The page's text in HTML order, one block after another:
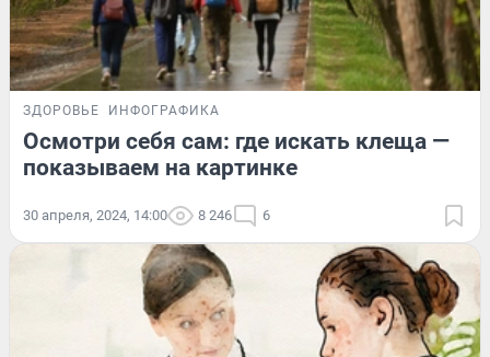
ЗДОРОВЬЕ ИНФОГРАФИКА
Осмотри себя сам: где искать клеща —
показываем на картинке
30 апреля, 2024, 14:00 8 246 6